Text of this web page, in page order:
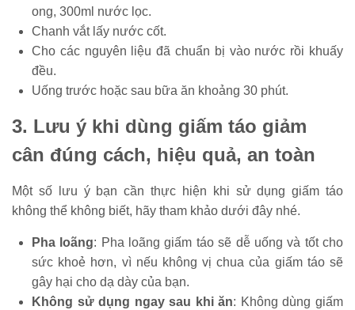
ong, 300ml nước lọc.
Chanh vắt lấy nước cốt.
Cho các nguyên liệu đã chuẩn bị vào nước rồi khuấy
đều.
Uống trước hoặc sau bữa ăn khoảng 30 phút.
3. Lưu ý khi dùng giấm táo giảm
cân đúng cách, hiệu quả, an toàn
Một số lưu ý bạn cần thực hiện khi sử dụng giấm táo
không thể không biết, hãy tham khảo dưới đây nhé.
Pha loãng: Pha loãng giấm táo sẽ dễ uống và tốt cho
sức khoẻ hơn, vì nếu không vị chua của giấm táo sẽ
gây hại cho dạ dày của bạn.
Không sử dụng ngay sau khi ăn: Không dùng giấm